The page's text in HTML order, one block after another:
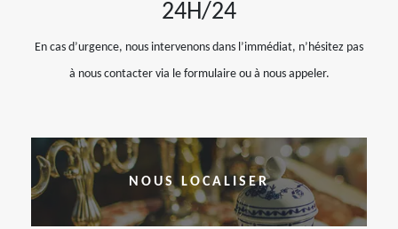
24H/24
En cas d’urgence, nous intervenons dans l’immédiat, n’hésitez pas
à nous contacter via le formulaire ou à nous appeler.
NOUS LOCALISER